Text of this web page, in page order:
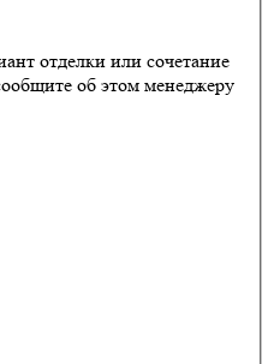
отделки или сочетание
об этом менеджеру